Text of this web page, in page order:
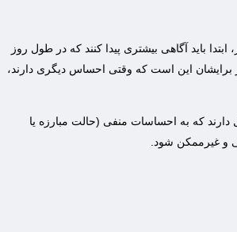
باید آگاهی بیشتری پیدا کنند که در طول روز
برایشان این است که وقتی احساس دیگری دارند،
دارند که به احساسات منفی (حالت مبارزه یا
و غیرممکن شود.